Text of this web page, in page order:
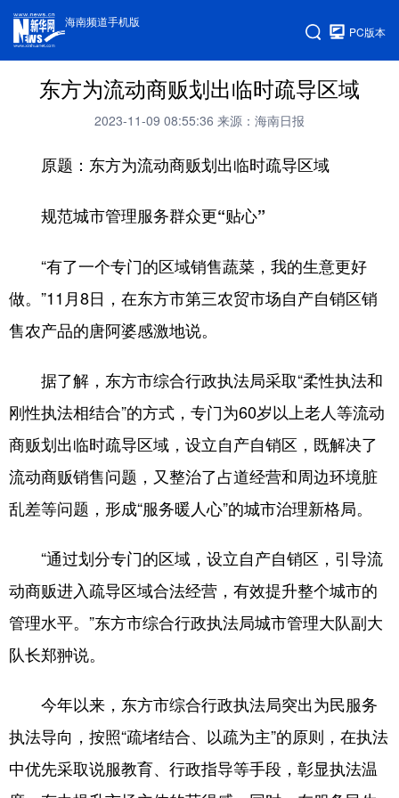
海南频道手机版
PC版本
东方为流动商贩划出临时疏导区域
2023-11-09 08:55:36 来源：海南日报
原题：东方为流动商贩划出临时疏导区域
规范城市管理服务群众更“贴心”
“有了一个专门的区域销售蔬菜，我的生意更好
做。”11月8日，在东方市第三农贸市场自产自销区销
售农产品的唐阿婆感激地说。
据了解，东方市综合行政执法局采取“柔性执法和
刚性执法相结合”的方式，专门为60岁以上老人等流动
商贩划出临时疏导区域，设立自产自销区，既解决了
流动商贩销售问题，又整治了占道经营和周边环境脏
乱差等问题，形成“服务暖人心”的城市治理新格局。
“通过划分专门的区域，设立自产自销区，引导流
动商贩进入疏导区域合法经营，有效提升整个城市的
管理水平。”东方市综合行政执法局城市管理大队副大
队长郑翀说。
今年以来，东方市综合行政执法局突出为民服务
执法导向，按照“疏堵结合、以疏为主”的原则，在执法
中优先采取说服教育、行政指导等手段，彰显执法温